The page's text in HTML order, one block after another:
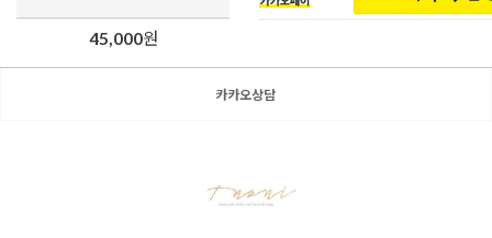
45,000원
카카오상담